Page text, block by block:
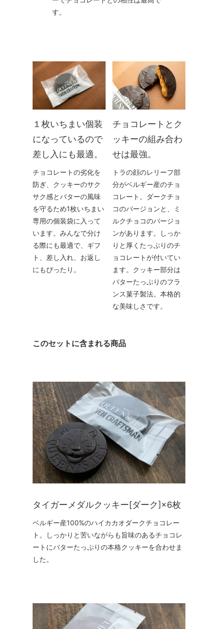
す。
１枚いちまい個装
になっているので
差し入にも最適。
チョコレートの劣化を
防ぎ、クッキーのサク
サク感とバターの風味
を守るため1枚いちまい
専用の個装袋に入って
います。みんなで分け
る際にも最適で、ギフ
ト、差し入れ、お返し
にもぴったり。
チョコレートとク
ッキーの組み合わ
せは最強。
トラの顔のレリーフ部
分がベルギー産のチョ
コレート。ダークチョ
コのバージョンと、ミ
ルクチョコのバージョ
ンがあります。しっか
りと厚くたっぷりのチ
ョコレートが付いてい
ます。クッキー部分は
バターたっぷりのフラ
ンス菓子製法。本格的
な美味しさです。
このセットに含まれる商品
タイガーメダルクッキー[ダーク]×6枚
ベルギー産100%のハイカカオダークチョコレー
ト。しっかりと苦いながらも旨味のあるチョコレ
ートにバターたっぷりの本格クッキーを合わせま
した。